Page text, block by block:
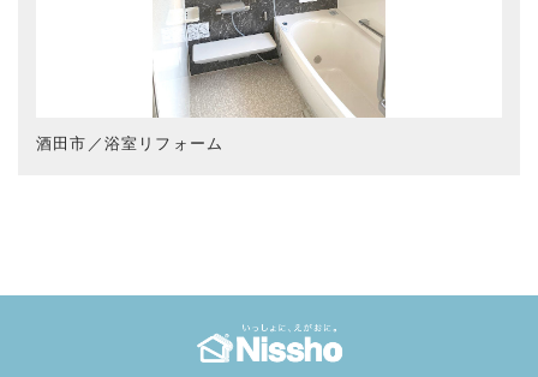
酒田市／浴室リフォーム